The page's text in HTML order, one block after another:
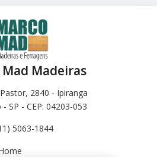
Madeiras
2840 - Ipiranga
SP - CEP: 04203-053
5063-1844